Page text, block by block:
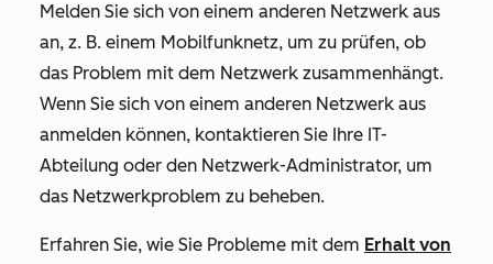
Melden Sie sich von einem anderen Netzwerk aus
an, z. B. einem Mobilfunknetz, um zu prüfen, ob
das Problem mit dem Netzwerk zusammenhängt.
Wenn Sie sich von einem anderen Netzwerk aus
anmelden können, kontaktieren Sie Ihre IT-
Abteilung oder den Netzwerk-Administrator, um
das Netzwerkproblem zu beheben.
Erfahren Sie, wie Sie Probleme mit dem Erhalt von